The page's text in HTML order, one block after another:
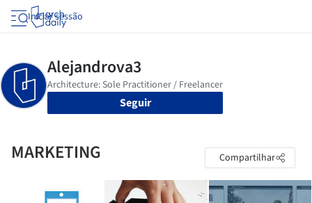
Iniciar sessão
Seguir
MARKETING Compartilhar